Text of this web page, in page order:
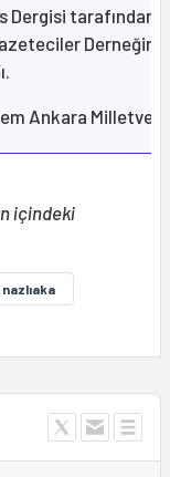
Dergisi tarafından
Ankara
içindeki
nazlıaka